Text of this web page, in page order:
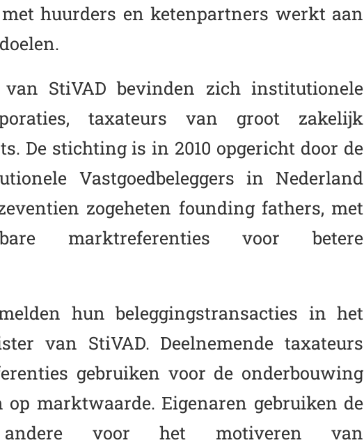
huurders en ketenpartners werkt aan
van StiVAD bevinden zich institutionele
taxateurs van groot zakelijk
De stichting is in 2010 opgericht door de
Vastgoedbeleggers in Nederland
zogeheten founding fathers, met
marktreferenties voor betere
hun beleggingstransacties in het
van StiVAD. Deelnemende taxateurs
gebruiken voor de onderbouwing
marktwaarde. Eigenaren gebruiken de
andere voor het motiveren van